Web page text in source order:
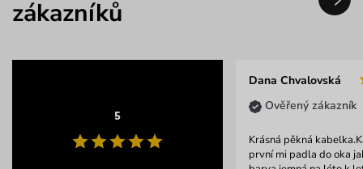
zákazníků
5
Dana Chvalovská
Ověřený zákazník
Krásná pěkná
první mi padla do oka